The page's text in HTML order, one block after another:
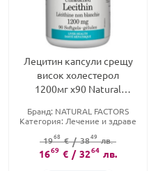
Лецитин капсули срещу
висок холестерол
1200мг х90 Natural
Бранд: NATURAL FACTORS
Категория: Лечение и здраве
1968 € / 3849 лв.
1669 € / 3264 лв.